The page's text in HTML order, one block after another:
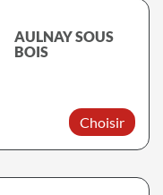
AULNAY SOUS
BOIS
Choisir